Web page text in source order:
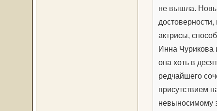
не вышла.
актрисы,
Инна Чурикова
она хоть в
редчайшего
присутствием
невыносимому